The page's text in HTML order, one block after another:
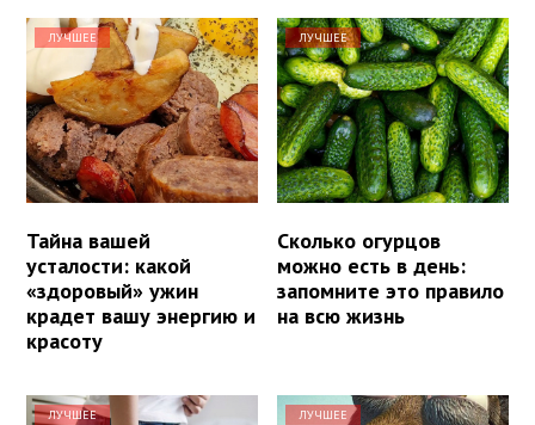
ЛУЧШЕЕ
Тайна вашей
усталости: какой
«здоровый» ужин
крадет вашу энергию и
красоту
ЛУЧШЕЕ
Сколько огурцов
можно есть в день:
запомните это правило
на всю жизнь
ЛУЧШЕЕ ЛУЧШЕЕ